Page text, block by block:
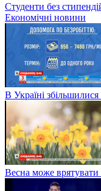
Студенти без
Економічні новини
В Україні
Весна може врятувати